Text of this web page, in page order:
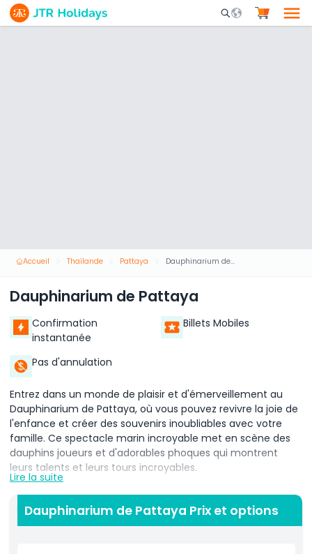
Mobile Search
Accueil Thaïlande Pattaya Dauphinarium de Pattaya
Dauphinarium de Pattaya
Confirmation
instantanée
Billets Mobiles
Pas d'annulation
Entrez dans un monde de plaisir et d'émerveillement au
Dauphinarium de Pattaya, où vous pouvez revivre la joie de
l'enfance et créer des souvenirs inoubliables avec votre
famille. Ce spectacle marin incroyable met en scène des
dauphins joueurs et d'adorables phoques qui montrent
leurs talents et leurs tours incroyables.
Au Dauphinarium de Pattaya, vous assisterez à une
représentation unique remplie de sauts, de cabrioles et
d'acrobaties captivantes qui vous laisseront sans voix.
Lire la suite
Dauphinarium de Pattaya Prix et options